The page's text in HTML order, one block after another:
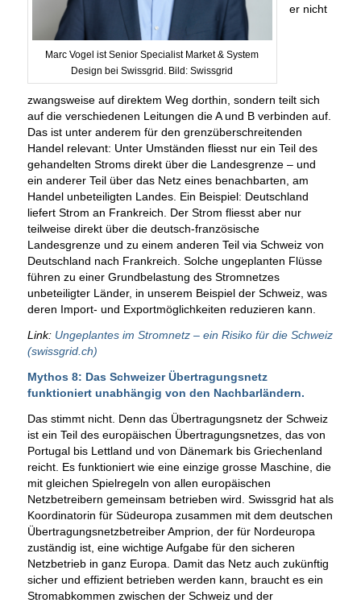
Marc Vogel ist Senior Specialist Market & System
Design bei Swissgrid. Bild: Swissgrid
er nicht
zwangsweise auf direktem Weg dorthin, sondern teilt sich
auf die verschiedenen Leitungen die A und B verbinden auf.
Das ist unter anderem für den grenzüberschreitenden
Handel relevant: Unter Umständen fliesst nur ein Teil des
gehandelten Stroms direkt über die Landesgrenze – und
ein anderer Teil über das Netz eines benachbarten, am
Handel unbeteiligten Landes. Ein Beispiel: Deutschland
liefert Strom an Frankreich. Der Strom fliesst aber nur
teilweise direkt über die deutsch-französische
Landesgrenze und zu einem anderen Teil via Schweiz von
Deutschland nach Frankreich. Solche ungeplanten Flüsse
führen zu einer Grundbelastung des Stromnetzes
unbeteiligter Länder, in unserem Beispiel der Schweiz, was
deren Import- und Exportmöglichkeiten reduzieren kann.
Link: Ungeplantes im Stromnetz – ein Risiko für die Schweiz
(swissgrid.ch)
Mythos 8: Das Schweizer Übertragungsnetz
funktioniert unabhängig von den Nachbarländern.
Das stimmt nicht. Denn das Übertragungsnetz der Schweiz
ist ein Teil des europäischen Übertragungsnetzes, das von
Portugal bis Lettland und von Dänemark bis Griechenland
reicht. Es funktioniert wie eine einzige grosse Maschine, die
mit gleichen Spielregeln von allen europäischen
Netzbetreibern gemeinsam betrieben wird. Swissgrid hat als
Koordinatorin für Südeuropa zusammen mit dem deutschen
Übertragungsnetzbetreiber Amprion, der für Nordeuropa
zuständig ist, eine wichtige Aufgabe für den sicheren
Netzbetrieb in ganz Europa. Damit das Netz auch zukünftig
sicher und effizient betrieben werden kann, braucht es ein
Stromabkommen zwischen der Schweiz und der